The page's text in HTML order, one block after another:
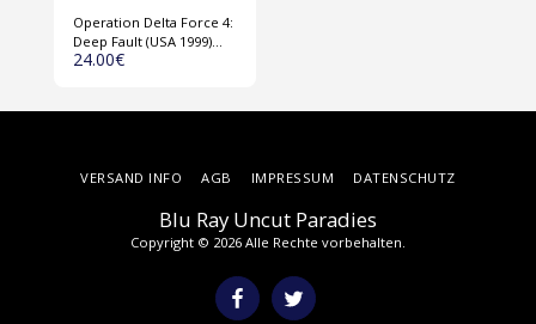
Operation Delta Force 4:
Deep Fault (USA 1999)
DVD
24.00€
Blu Ray Uncut Paradies
Copyright © 2026 Alle Rechte vorbehalten.
VERSAND INFO AGB IMPRESSUM DATENSCHUTZ